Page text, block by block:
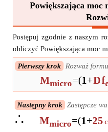
Powiększająca moc
Postępuj zgodnie z naszym
obliczyć Powiększająca moc
Pierwszy krok Rozważ
Mmicro=(1+Df
Następny krok Zastępcze
∴ Mmicro=(1+25